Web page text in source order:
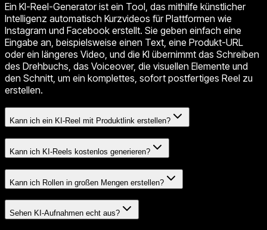
Ein KI-Reel-Generator ist ein Tool, das mithilfe künstlicher
Intelligenz automatisch Kurzvideos für Plattformen wie
Instagram und Facebook erstellt. Sie geben einfach eine
Eingabe an, beispielsweise einen Text, eine Produkt-URL
oder ein längeres Video, und die KI übernimmt das Schreiben
des Drehbuchs, das Voiceover, die visuellen Elemente und
den Schnitt, um ein komplettes, sofort postfertiges Reel zu
erstellen.
Kann ich ein KI-Reel mit Produktlink erstellen?
Kann ich KI-Reels kostenlos generieren?
Kann ich Rollen in großen Mengen erstellen?
Sehen KI-Aufnahmen echt aus?